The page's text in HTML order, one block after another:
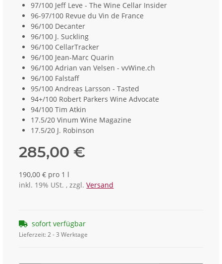
97/100 Jeff Leve - The Wine Cellar Insider
96-97/100 Revue du Vin de France
96/100 Decanter
96/100 J. Suckling
96/100 CellarTracker
96/100 Jean-Marc Quarin
96/100 Adrian van Velsen - vvWine.ch
96/100 Falstaff
95/100 Andreas Larsson - Tasted
94+/100 Robert Parkers Wine Advocate
94/100 Tim Atkin
17.5/20 Vinum Wine Magazine
17.5/20 J. Robinson
285,00 €
190,00 € pro 1 l
inkl. 19% USt. , zzgl.Versand
sofort verfügbar
Lieferzeit:2 - 3 Werktage